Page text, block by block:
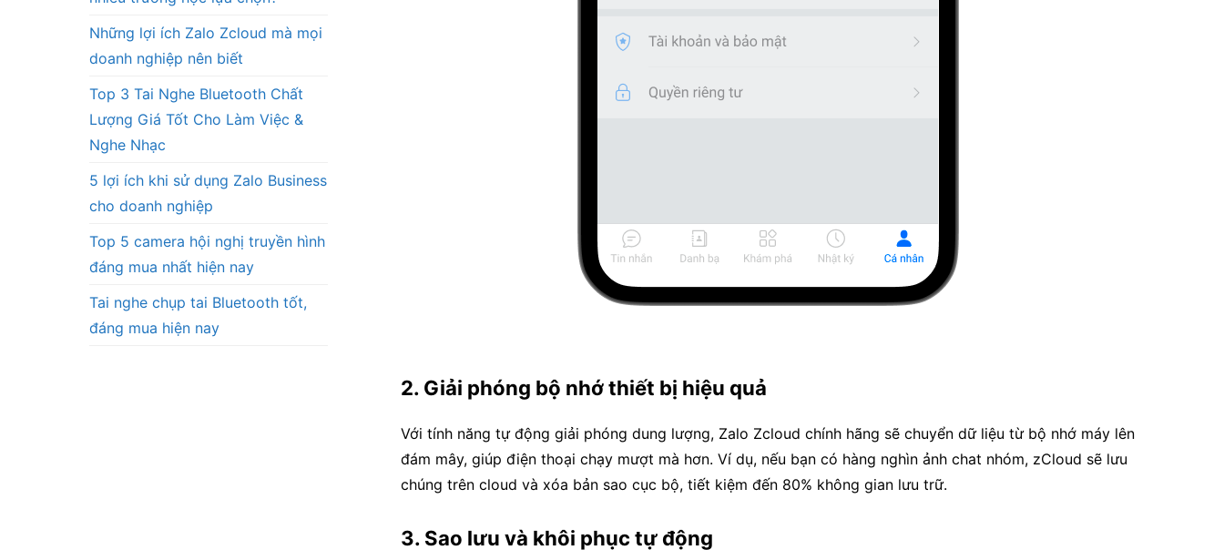
2. Giải phóng bộ nhớ thiết bị hiệu quả
Với tính năng tự động giải phóng dung lượng, Zalo Zcloud chính hãng sẽ chuyển dữ liệu từ bộ nhớ máy lên
đám mây, giúp điện thoại chạy mượt mà hơn. Ví dụ, nếu bạn có hàng nghìn ảnh chat nhóm, zCloud sẽ lưu
chúng trên cloud và xóa bản sao cục bộ, tiết kiệm đến 80% không gian lưu trữ.
3. Sao lưu và khôi phục tự động
Những lợi ích Zalo Zcloud mà mọi
doanh nghiệp nên biết
Top 3 Tai Nghe Bluetooth Chất
Lượng Giá Tốt Cho Làm Việc &
Nghe Nhạc
5 lợi ích khi sử dụng Zalo Business
cho doanh nghiệp
Top 5 camera hội nghị truyền hình
đáng mua nhất hiện nay
Tai nghe chụp tai Bluetooth tốt,
đáng mua hiện nay